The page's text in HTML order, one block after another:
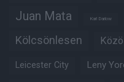
Juan Mata Karl Darlow
Kölcsönlesen
Leicester City Leny